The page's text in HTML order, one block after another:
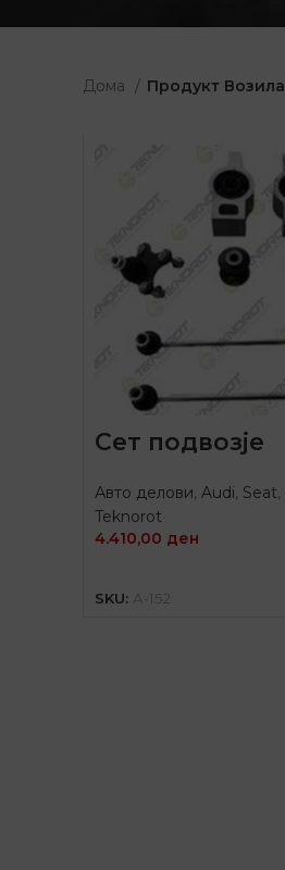
Дома Продукт Возила
Сет подвозје
Авто делови, Audi, Seat,
Teknorot
4.410,00 ден
SKU: A-152